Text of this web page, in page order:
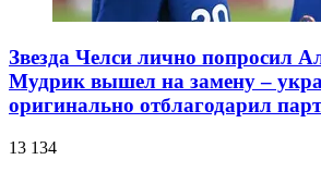
Звезда Челси лично попросил
Мудрик вышел на замену –
оригинально отблагодарил
13 134